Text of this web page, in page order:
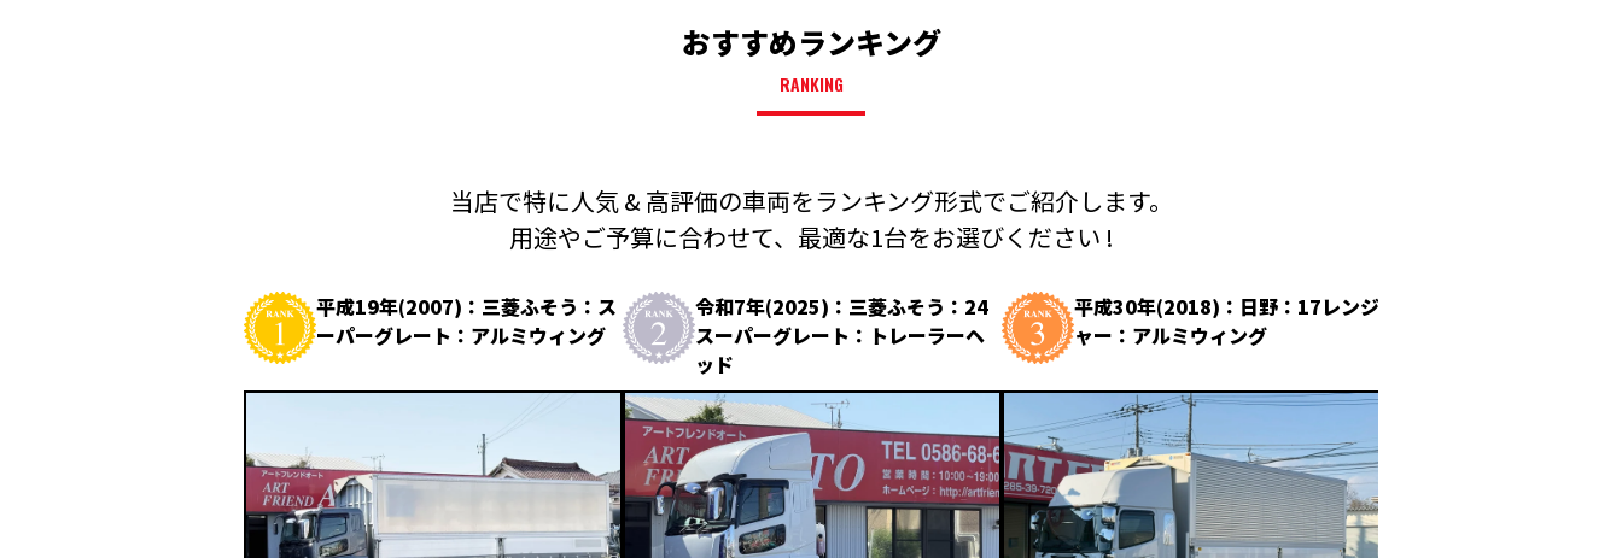
おすすめランキング
RANKING
当店で特に人気 & 高評価の車両をランキング形式でご紹介します。
用途やご予算に合わせて、 最適な1台をお選びください !
平成19年(2007)：三菱ふそう：ス
ーパーグレート：アルミウィング
令和7年(2025)：三菱ふそう：24
スーパーグレート：トレーラーヘ
ッド
平成30年(2018)：日野：17レンジ
ャー：アルミウィング